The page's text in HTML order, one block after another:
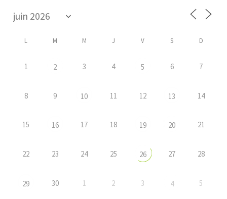
L M M J V S D
1 2 3 4 5 6 7
8 9 10 11 12 13 14
15 16 17 18 19 20 21
22 23 24 25 26 27 28
29 30 1 2 3 4 5